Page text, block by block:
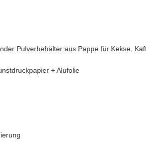
Pulverbehälter aus Pappe für Kekse,
+ Alufolie